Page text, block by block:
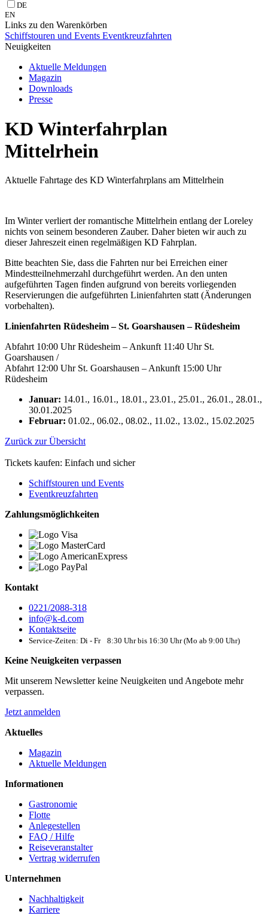
DE
EN
Links zu den Warenkörben
Schiffstouren und Events Eventkreuzfahrten
Neuigkeiten
Aktuelle Meldungen
Magazin
Downloads
Presse
KD Winterfahrplan
Mittelrhein
Aktuelle Fahrtage des KD Winterfahrplans am Mittelrhein
Im Winter verliert der romantische Mittelrhein entlang der Loreley
nichts von seinem besonderen Zauber. Daher bieten wir auch zu
dieser Jahreszeit einen regelmäßigen KD Fahrplan.
Bitte beachten Sie, dass die Fahrten nur bei Erreichen einer
Mindestteilnehmerzahl durchgeführt werden. An den unten
aufgeführten Tagen finden aufgrund von bereits vorliegenden
Reservierungen die aufgeführten Linienfahrten statt (Änderungen
vorbehalten).
Linienfahrten Rüdesheim – St. Goarshausen – Rüdesheim
Abfahrt 10:00 Uhr Rüdesheim – Ankunft 11:40 Uhr St.
Goarshausen /
Abfahrt 12:00 Uhr St. Goarshausen – Ankunft 15:00 Uhr
Rüdesheim
Januar: 14.01., 16.01., 18.01., 23.01., 25.01., 26.01., 28.01.,
30.01.2025
Februar: 01.02., 06.02., 08.02., 11.02., 13.02., 15.02.2025
Zurück zur Übersicht
Tickets kaufen: Einfach und sicher
Schiffstouren und Events
Eventkreuzfahrten
Zahlungsmöglichkeiten
Kontakt
0221/2088-318
info@k-d.com
Kontaktseite
Service-Zeiten: Di - Fr 8:30 Uhr bis 16:30 Uhr (Mo ab 9:00 Uhr)
Keine Neuigkeiten verpassen
Mit unserem Newsletter keine Neuigkeiten und Angebote mehr
verpassen.
Jetzt anmelden
Aktuelles
Magazin
Aktuelle Meldungen
Informationen
Gastronomie
Flotte
Anlegestellen
FAQ / Hilfe
Reiseveranstalter
Vertrag widerrufen
Unternehmen
Nachhaltigkeit
Karriere